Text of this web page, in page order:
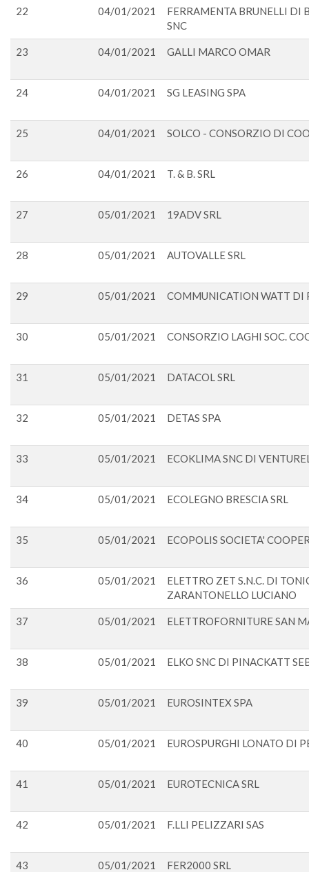
22 04/01/2021
FERRAMENTA BRUNELLI DI
SNC
23 04/01/2021 GALLI MARCO OMAR
24 04/01/2021 SG LEASING SPA
25 04/01/2021 SOLCO - CONSORZIO DI
26 04/01/2021 T. & B. SRL
27 05/01/2021 19ADV SRL
28 05/01/2021 AUTOVALLE SRL
29 05/01/2021 COMMUNICATION WATT DI
30 05/01/2021 CONSORZIO LAGHI SOC.
31 05/01/2021 DATACOL SRL
32 05/01/2021 DETAS SPA
33 05/01/2021 ECOKLIMA SNC DI
34 05/01/2021 ECOLEGNO BRESCIA SRL
35 05/01/2021 ECOPOLIS SOCIETA'
36 05/01/2021
ELETTRO ZET S.N.C. DI
ZARANTONELLO LUCIANO
37 05/01/2021 ELETTROFORNITURE SAN
38 05/01/2021 ELKO SNC DI PINACKATT
39 05/01/2021 EUROSINTEX SPA
40 05/01/2021 EUROSPURGHI LONATO DI
41 05/01/2021 EUROTECNICA SRL
42 05/01/2021 F.LLI PELIZZARI SAS
43 05/01/2021 FER2000 SRL